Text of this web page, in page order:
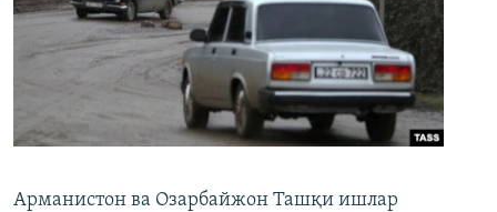
Арманистон ва Озарбайжон Ташқи ишлар